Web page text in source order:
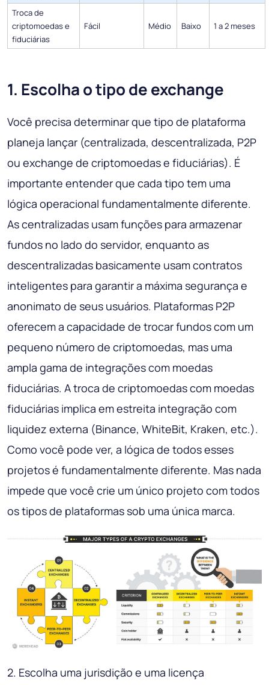
Troca de
criptomoedas e
fiduciárias
Fácil Médio Baixo 1 a 2 meses
1. Escolha o tipo de exchange
Você precisa determinar que tipo de plataforma
planeja lançar (centralizada, descentralizada, P2P
ou exchange de criptomoedas e fiduciárias). É
importante entender que cada tipo tem uma
lógica operacional fundamentalmente diferente.
As centralizadas usam funções para armazenar
fundos no lado do servidor, enquanto as
descentralizadas basicamente usam contratos
inteligentes para garantir a máxima segurança e
anonimato de seus usuários. Plataformas P2P
oferecem a capacidade de trocar fundos com um
pequeno número de criptomoedas, mas uma
ampla gama de integrações com moedas
fiduciárias. A troca de criptomoedas com moedas
fiduciárias implica em estreita integração com
liquidez externa (Binance, WhiteBit, Kraken, etc.).
Como você pode ver, a lógica de todos esses
projetos é fundamentalmente diferente. Mas nada
impede que você crie um único projeto com todos
os tipos de plataformas sob uma única marca.
2. Escolha uma jurisdição e uma licença